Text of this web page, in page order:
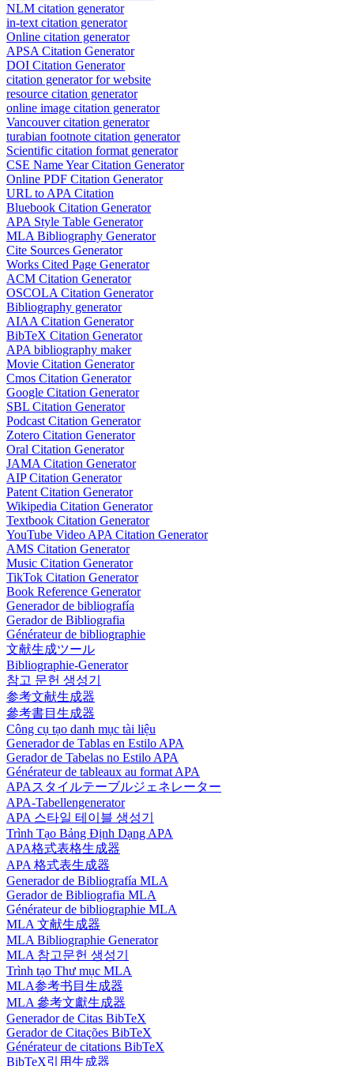
NLM citation generator
in-text citation generator
Online citation generator
APSA Citation Generator
DOI Citation Generator
citation generator for website
resource citation generator
online image citation generator
Vancouver citation generator
turabian footnote citation generator
Scientific citation format generator
CSE Name Year Citation Generator
Online PDF Citation Generator
URL to APA Citation
Bluebook Citation Generator
APA Style Table Generator
MLA Bibliography Generator
Cite Sources Generator
Works Cited Page Generator
ACM Citation Generator
OSCOLA Citation Generator
Bibliography generator
AIAA Citation Generator
BibTeX Citation Generator
APA bibliography maker
Movie Citation Generator
Cmos Citation Generator
Google Citation Generator
SBL Citation Generator
Podcast Citation Generator
Zotero Citation Generator
Oral Citation Generator
JAMA Citation Generator
AIP Citation Generator
Patent Citation Generator
Wikipedia Citation Generator
Textbook Citation Generator
YouTube Video APA Citation Generator
AMS Citation Generator
Music Citation Generator
TikTok Citation Generator
Book Reference Generator
Generador de bibliografía
Gerador de Bibliografia
Générateur de bibliographie
文献生成ツール
Bibliographie-Generator
참고 문헌 생성기
参考文献生成器
參考書目生成器
Công cụ tạo danh mục tài liệu
Generador de Tablas en Estilo APA
Gerador de Tabelas no Estilo APA
Générateur de tableaux au format APA
APAスタイルテーブルジェネレーター
APA-Tabellengenerator
APA 스타일 테이블 생성기
Trình Tạo Bảng Định Dạng APA
APA格式表格生成器
APA 格式表生成器
Generador de Bibliografía MLA
Gerador de Bibliografia MLA
Générateur de bibliographie MLA
MLA 文献生成器
MLA Bibliographie Generator
MLA 참고문헌 생성기
Trình tạo Thư mục MLA
MLA参考书目生成器
MLA 參考文獻生成器
Generador de Citas BibTeX
Gerador de Citações BibTeX
Générateur de citations BibTeX
BibTeX引用生成器